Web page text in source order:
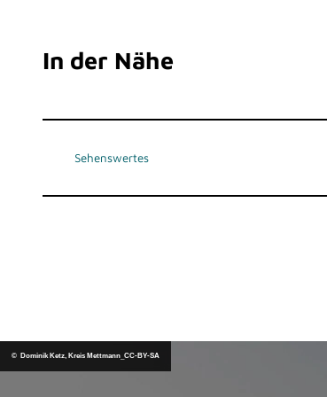
In der Nähe
Sehenswertes
© Dominik Ketz, Kreis Mettmann_CC-BY-SA